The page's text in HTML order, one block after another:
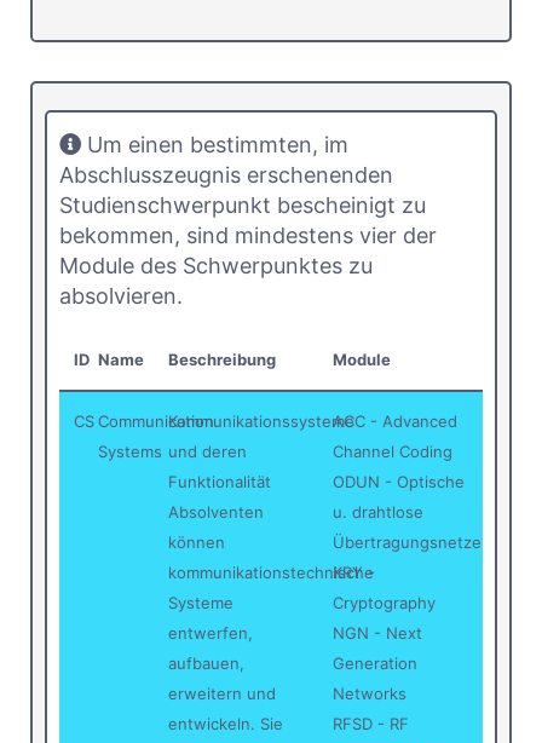
Um einen bestimmten, im
Abschlusszeugnis erschenenden
Studienschwerpunkt bescheinigt zu
bekommen, sind mindestens vier der
Module des Schwerpunktes zu
absolvieren.
ID Name Beschreibung Module
CSCommunication
Systems
Kommunikationssysteme
und deren
Funktionalität
Absolventen
können
kommunikationstechnische
Systeme
entwerfen,
aufbauen,
erweitern und
entwickeln. Sie
ACC - Advanced
Channel Coding
ODUN - Optische
u. drahtlose
Übertragungsnetze
KRY -
Cryptography
NGN - Next
Generation
Networks
RFSD - RF